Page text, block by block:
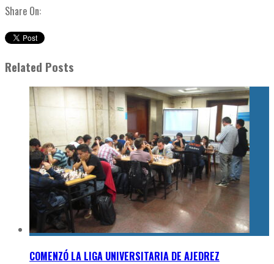
Share On:
Related Posts
COMENZÓ LA LIGA UNIVERSITARIA DE AJEDREZ